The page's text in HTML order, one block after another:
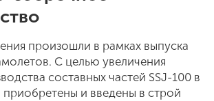
произошли в рамках выпуска
С целью увеличения
составных частей SSJ-100 в
приобретены и введены в строй